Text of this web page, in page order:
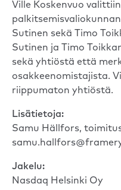
Ville Koskenvuo
Sutinen sekä Timo
Sutinen ja Timo
sekä yhtiöstä että
osakkeenomistajista.
riippumaton yhtiöstä.
Lisätietoja:
Samu Hällfors,
Jakelu:
Nasdaq Helsinki Oy